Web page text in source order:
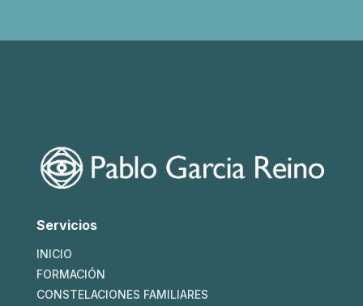
Servicios
INICIO
FORMACIÓN
CONSTELACIONES FAMILIARES